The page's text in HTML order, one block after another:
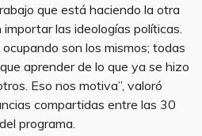
que está haciendo la otra
las ideologías políticas.
son los mismos; todas
aprender de lo que ya se hizo
Eso nos motiva”, valoró
compartidas entre las 30
programa.